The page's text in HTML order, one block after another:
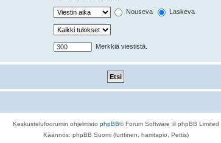
Nouseva Laskeva
Merkkiä viestistä.
Keskustelufoorumin ohjelmisto phpBB® Forum Software © phpBB Limited
Käännös: phpBB Suomi (lurttinen, harritapio, Pettis)